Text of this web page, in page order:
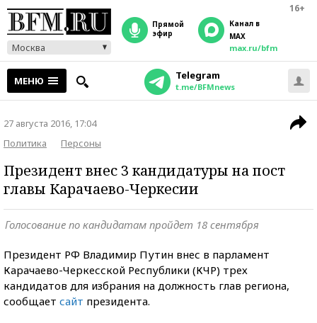
16+
Москва
прямой
эфир
Канал в
MAX
max.ru/bfm
МЕНЮ Telegram
t.me/BFMnews
27 августа 2016, 17:04
Политика
Персоны
Президент внес 3 кандидатуры на пост
главы Карачаево-Черкесии
Голосование по кандидатам пройдет 18 сентября
Президент РФ Владимир Путин внес в парламент
Карачаево-Черкесской Республики (КЧР) трех
кандидатов для избрания на должность глав региона,
сообщает сайт президента.